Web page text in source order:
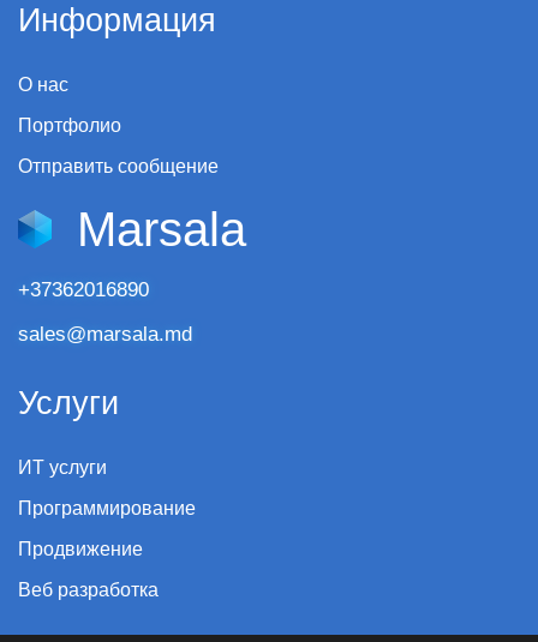
Информация
О нас
Портфолио
Отправить сообщение
Marsala
+37362016890
sales@marsala.md
Услуги
ИТ услуги
Программирование
Продвижение
Веб разработка